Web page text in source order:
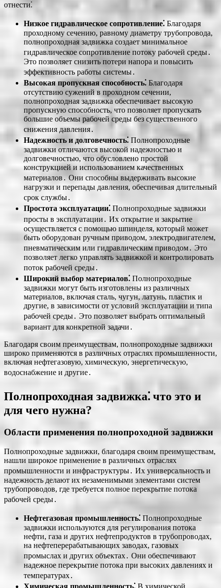
отнести⁚
Низкое гидравлическое сопротивление⁚ Благодаря
проходному сечению, равному диаметру трубопровода,
полнопроходная задвижка создает минимальное
гидравлическое сопротивление потоку рабочей среды․
Это позволяет снизить потери напора и повысить
эффективность работы системы․
Высокая пропускная способность⁚ Благодаря
отсутствию сужений в проходном сечении,
полнопроходная задвижка обеспечивает высокую
пропускную способность, что позволяет пропускать
большие объемы рабочей среды без существенного
снижения давления․
Надежность и долговечность⁚ Полнопроходные
задвижки отличаются высокой надежностью и
долговечностью, что обусловлено простой
конструкцией и использованием качественных
материалов․ Они способны выдерживать высокие
нагрузки и перепады давления, обеспечивая длительный
срок службы․
Простота эксплуатации⁚ Полнопроходные задвижки
просты в эксплуатации․ Их открытие и закрытие
осуществляется с помощью шпинделя, который может
быть оборудован ручным приводом, электродвигателем,
пневматическим или гидравлическим приводом․ Это
позволяет легко управлять задвижкой и контролировать
поток рабочей среды․
Широкий выбор материалов⁚ Полнопроходные
задвижки могут быть изготовлены из различных
материалов, включая сталь, чугун, латунь, пластик и
другие, в зависимости от условий эксплуатации и типа
рабочей среды․ Это позволяет выбрать оптимальный
вариант для конкретной задачи․
Благодаря своим преимуществам, полнопроходные задвижки
широко применяются в различных отраслях промышленности,
включая нефтегазовую, химическую, энергетическую,
водоснабжение и другие․
Полнопроходная задвижка⁚ что это и
для чего нужна?
Области применения полнопроходной задвижки
Полнопроходные задвижки, благодаря своим преимуществам,
нашли широкое применение в различных отраслях
промышленности и инфраструктуры․ Их универсальность и
надежность делают их незаменимыми элементами систем
трубопроводов, где требуется полное перекрытие потока
рабочей среды․
Нефтегазовая промышленность⁚ Полнопроходные
задвижки используются для регулирования потока
нефти, газа и других нефтепродуктов в трубопроводах,
на нефтеперерабатывающих заводах, газовых
промыслах и других объектах․ Они обеспечивают
надежное перекрытие потока при высоких давлениях и
температурах․
Химическая промышленность⁚ В химической